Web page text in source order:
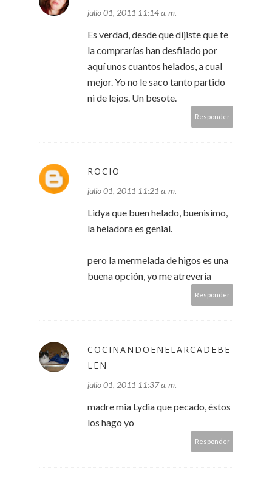
julio 01, 2011 11:14 a. m.
Es verdad, desde que dijiste que te
la comprarías han desfilado por
aquí unos cuantos helados, a cual
mejor. Yo no le saco tanto partido
ni de lejos. Un besote.
Responder
ROCIO
julio 01, 2011 11:21 a. m.
Lidya que buen helado, buenisimo,
la heladora es genial.
pero la mermelada de higos es una
buena opción, yo me atreveria
Responder
COCINANDOENELARCADEBE
LEN
julio 01, 2011 11:37 a. m.
madre mia Lydia que pecado, éstos
los hago yo
Responder